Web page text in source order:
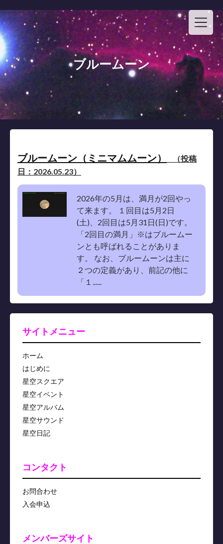
to
content
ブルームーン
ブルームーン（ミニマムムーン）
（投稿
日：2026.05.23）
2026年の5月は、満月が2回やっ
て来ます。 １回目は5月2日
(土)、2回目は5月31日(日)です。
「2回目の満月」※はブルームー
ンとも呼ばれることがありま
す。 なお、ブルームーンは主に
２つの定義があり、前記の他に
「１......
サイトメニュー
ホーム
はじめに
星空スクエア
星空イベント
星空アルバム
星空サウンド
星空日記
コンタクト
お問合わせ
入会申込
メンバーズサイト